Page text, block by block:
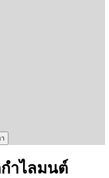
ำไลมนต์